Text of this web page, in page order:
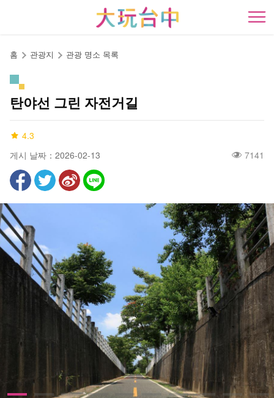
開
홈 관광지 관광 명소 목록
탄야선 그린 자전거길
4.3
게시 날짜：2026-02-13
7141